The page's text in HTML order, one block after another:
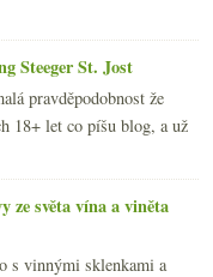
Steeger St. Jost
pravděpodobnost že
18+ let co píšu blog, a už
ze světa vína a viněta
s vinnými sklenkami a